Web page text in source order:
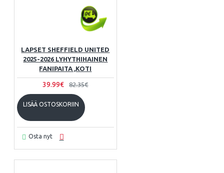
LAPSET SHEFFIELD UNITED
2025-2026 LYHYTHIHAINEN
FANIPAITA ,KOTI
39.99€ 82.35€
LISÄÄ OSTOSKORIIN
Osta nyt